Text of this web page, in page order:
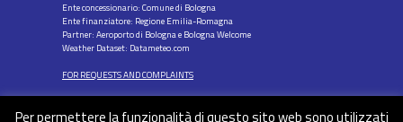
Ente concessionario: Comune di Bologna
Ente finanziatore: Regione Emilia-Romagna
Partner: Aeroporto di Bologna e Bologna Welcome
Weather Dataset: Datameteo.com
FOR REQUESTS AND COMPLAINTS
Per permettere la funzionalità di questo sito web sono utilizzati